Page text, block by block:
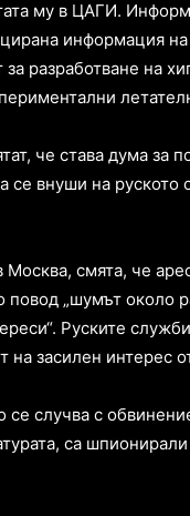
му в ЦАГИ.
информация
разработване на
че става дума за
се внуши на
смята, че
повод „шумът около
Руските
на засилен интерес
се случва с
са шпионирали